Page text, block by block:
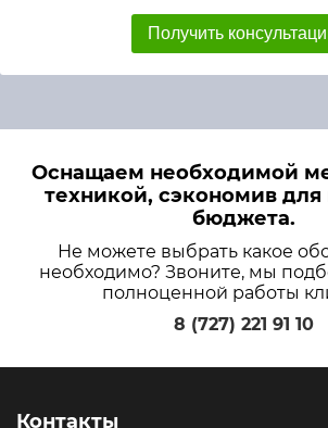
Получить
Оснащаем необходимой
техникой, сэкономив для
бюджета.
Не можете выбрать какое
необходимо? Звоните, мы
полноценной работы
8 (727) 221 91 10
Контакты